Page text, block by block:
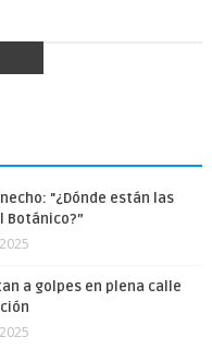
"¿Dónde están las
Botánico?”
a golpes en plena calle